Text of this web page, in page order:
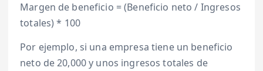
Margen de beneficio = (Beneficio neto / Ingresos
totales) * 100
Por ejemplo, si una empresa tiene un beneficio
neto de 20,000 y unos ingresos totales de